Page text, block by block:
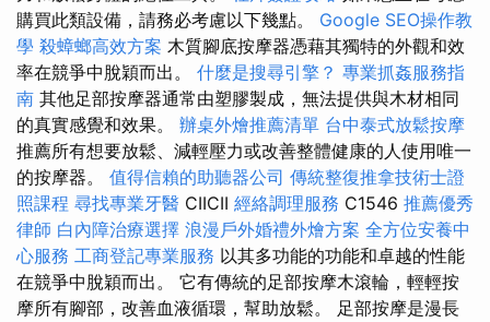
購買此類設備，請務必考慮以下幾點。 Google SEO操作教
學 殺蟑螂高效方案 木質腳底按摩器憑藉其獨特的外觀和效
率在競爭中脫穎而出。 什麼是搜尋引擎？ 專業抓姦服務指
南 其他足部按摩器通常由塑膠製成，無法提供與木材相同
的真實感覺和效果。 辦桌外燴推薦清單 台中泰式放鬆按摩
推薦所有想要放鬆、減輕壓力或改善整體健康的人使用唯一
的按摩器。 值得信賴的助聽器公司 傳統整復推拿技術士證
照課程 尋找專業牙醫 CIICII 經絡調理服務 C1546 推薦優秀
律師 白內障治療選擇 浪漫戶外婚禮外燴方案 全方位安養中
心服務 工商登記專業服務 以其多功能的功能和卓越的性能
在競爭中脫穎而出。 它有傳統的足部按摩木滾輪，輕輕按
摩所有腳部，改善血液循環，幫助放鬆。 足部按摩是漫長